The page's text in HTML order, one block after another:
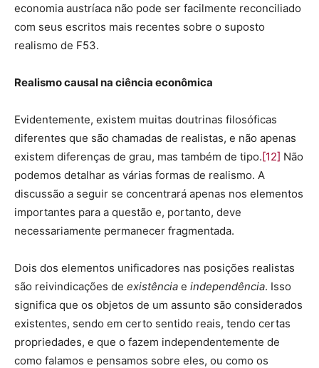
economia austríaca não pode ser facilmente reconciliado
com seus escritos mais recentes sobre o suposto
realismo de F53.
Realismo causal na ciência econômica
Evidentemente, existem muitas doutrinas filosóficas
diferentes que são chamadas de realistas, e não apenas
existem diferenças de grau, mas também de tipo.[12] Não
podemos detalhar as várias formas de realismo. A
discussão a seguir se concentrará apenas nos elementos
importantes para a questão e, portanto, deve
necessariamente permanecer fragmentada.
Dois dos elementos unificadores nas posições realistas
são reivindicações de existência e independência. Isso
significa que os objetos de um assunto são considerados
existentes, sendo em certo sentido reais, tendo certas
propriedades, e que o fazem independentemente de
como falamos e pensamos sobre eles, ou como os